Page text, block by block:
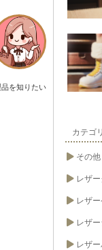
品を知りたい
カテゴ
その他
レザ
レザ
レザ
レザ